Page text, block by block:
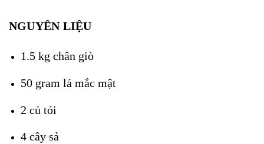
NGUYÊN LIỆU
1.5 kg chân giò
50 gram lá mắc mật
2 củ tỏi
4 cây sả